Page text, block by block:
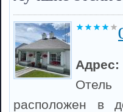
Адрес:
расположен в